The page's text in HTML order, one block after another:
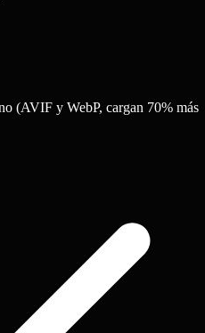
(AVIF y WebP, cargan 70% más